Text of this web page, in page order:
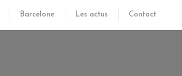
Barcelone Les actus Contact